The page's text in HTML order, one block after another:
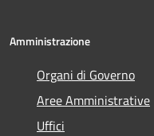
Amministrazione
Organi di Governo
Aree Amministrative
Uffici